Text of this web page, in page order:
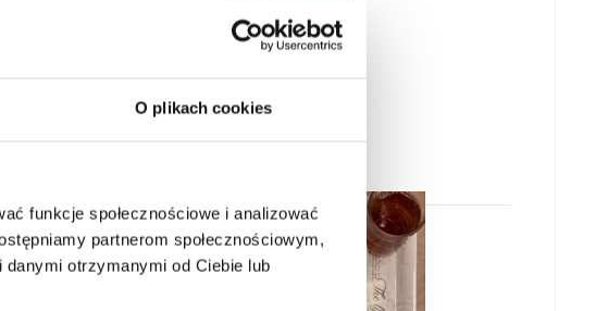
O plikach cookies
funkcje społecznościowe i analizować
partnerom społecznościowym,
otrzymanymi od Ciebie lub